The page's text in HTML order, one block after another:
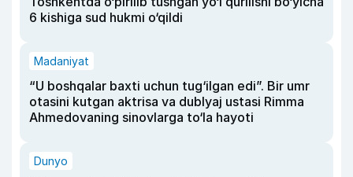
6 kishiga sud hukmi o‘qildi
Madaniyat
“U boshqalar baxti uchun tug‘ilgan edi”. Bir umr
otasini kutgan aktrisa va dublyaj ustasi Rimma
Ahmedovaning sinovlarga to‘la hayoti
Dunyo